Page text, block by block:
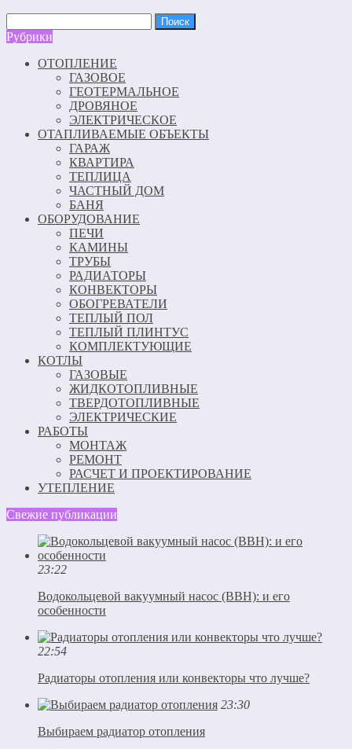
Рубрики
ОТОПЛЕНИЕ
ГАЗОВОЕ
ГЕОТЕРМАЛЬНОЕ
ДРОВЯНОЕ
ЭЛЕКТРИЧЕСКОЕ
ОТАПЛИВАЕМЫЕ ОБЪЕКТЫ
ГАРАЖ
КВАРТИРА
ТЕПЛИЦА
ЧАСТНЫЙ ДОМ
БАНЯ
ОБОРУДОВАНИЕ
ПЕЧИ
КАМИНЫ
ТРУБЫ
РАДИАТОРЫ
КОНВЕКТОРЫ
ОБОГРЕВАТЕЛИ
ТЕПЛЫЙ ПОЛ
ТЕПЛЫЙ ПЛИНТУС
КОМПЛЕКТУЮЩИЕ
КОТЛЫ
ГАЗОВЫЕ
ЖИДКОТОПЛИВНЫЕ
ТВЕРДОТОПЛИВНЫЕ
ЭЛЕКТРИЧЕСКИЕ
РАБОТЫ
МОНТАЖ
РЕМОНТ
РАСЧЕТ И ПРОЕКТИРОВАНИЕ
УТЕПЛЕНИЕ
Свежие публикации
23:22
Водокольцевой вакуумный насос (ВВН): и его
особенности
22:54
Радиаторы отопления или конвекторы что лучше?
23:30
Выбираем радиатор отопления